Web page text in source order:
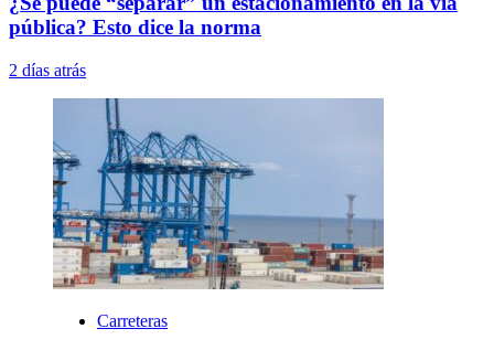
pública? Esto dice la norma
2 días atrás
Carreteras